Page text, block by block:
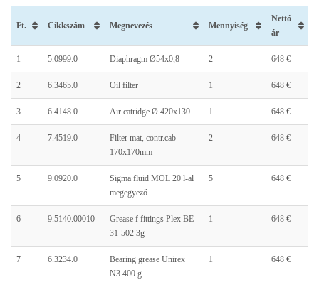
Ft. Cikkszám Megnevezés Mennyiség
Nettó
ár
1 5.0999.0 Diaphragm Ø54x0,8 2 648 €
2 6.3465.0 Oil filter 1 648 €
3 6.4148.0 Air catridge Ø 420x130 1 648 €
4 7.4519.0
Filter mat, contr.cab
170x170mm
2 648 €
5 9.0920.0
Sigma fluid MOL 20 l-al
megegyező
5 648 €
6 9.5140.00010
Grease f fittings Plex BE
31-502 3g
1 648 €
7 6.3234.0
Bearing grease Unirex
N3 400 g
1 648 €